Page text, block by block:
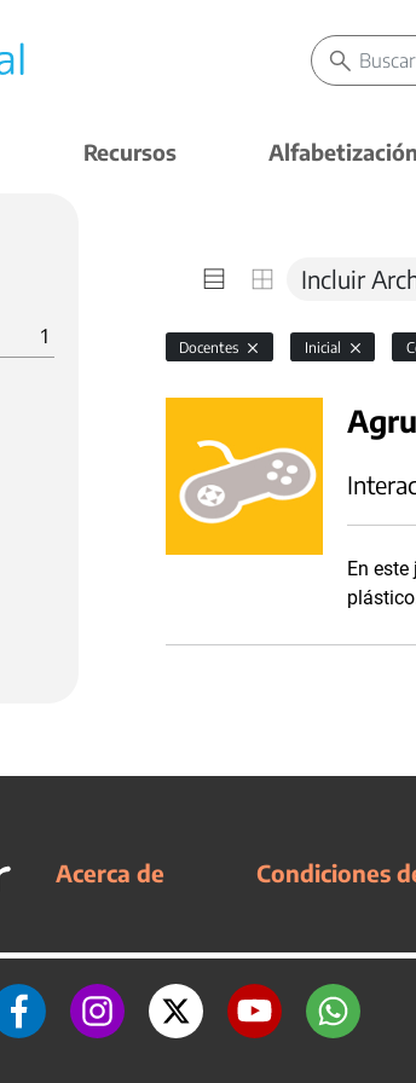
Recursos Alfabetización
1
Incluir
Docentes Inicial
En
Acerca de Condiciones